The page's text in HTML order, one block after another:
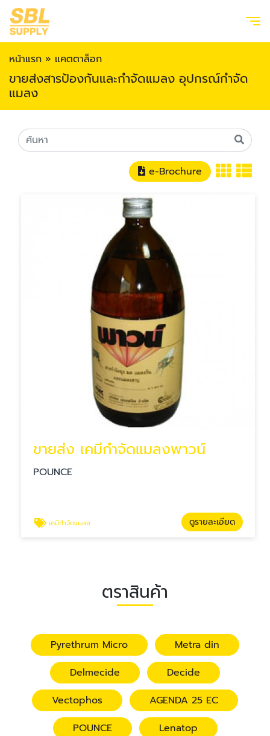
หน้าแรก » แคตตาล็อก
ขายส่งสารป้องกันและกำจัดแมลง อุปกรณ์กำจัด
แมลง
e-Brochure
ขายส่ง เคมีกำจัดแมลงพาวน์
POUNCE
เคมีกำจัดแมลง ดูรายละเอียด
ตราสินค้า
Pyrethrum Micro
Metra din
Delmecide
Decide
Vectophos
AGENDA 25 EC
POUNCE
Lenatop